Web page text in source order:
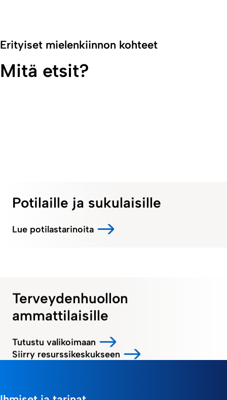
Erityiset mielenkiinnon kohteet
Mitä etsit?
Potilaille ja sukulaisille
Lue potilastarinoita
Terveydenhuollon
ammattilaisille
Tutustu valikoimaan
Siirry resurssikeskukseen